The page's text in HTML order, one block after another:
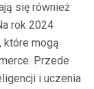
się również
rok 2024
które mogą
Przede
i uczenia